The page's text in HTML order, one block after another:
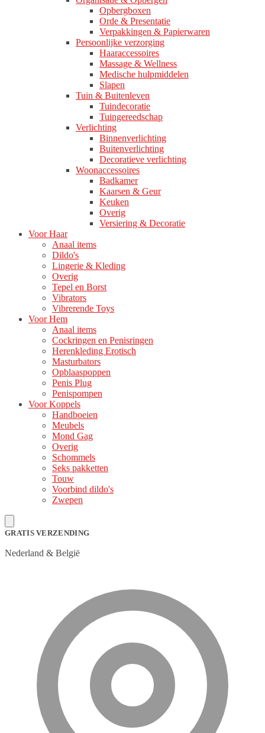
Opbergboxen
Orde & Presentatie
Verpakkingen & Papierwaren
Persoonlijke verzorging
Haaraccessoires
Massage & Wellness
Medische hulpmiddelen
Slapen
Tuin & Buitenleven
Tuindecoratie
Tuingereedschap
Verlichting
Binnenverlichting
Buitenverlichting
Decoratieve verlichting
Woonaccessoires
Badkamer
Kaarsen & Geur
Keuken
Overig
Versiering & Decoratie
Voor Haar
Anaal items
Dildo's
Lingerie & Kleding
Overig
Tepel en Borst
Vibrators
Vibrerende Toys
Voor Hem
Anaal items
Cockringen en Penisringen
Herenkleding Erotisch
Masturbators
Opblaaspoppen
Penis Plug
Penispompen
Voor Koppels
Handboeien
Meubels
Mond Gag
Overig
Schommels
Seks pakketten
Touw
Voorbind dildo's
Zwepen
GRATIS VERZENDING
Nederland & België